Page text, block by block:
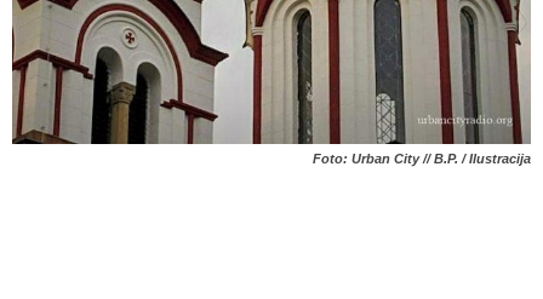
Foto: Urban City // B.P. / Ilustracija